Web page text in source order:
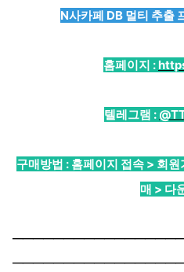
N사카페 DB 멀티 추출
홈페이지 :
텔레그램 :
구매방법 : 홈페이지 접속 > 회
매 > 다